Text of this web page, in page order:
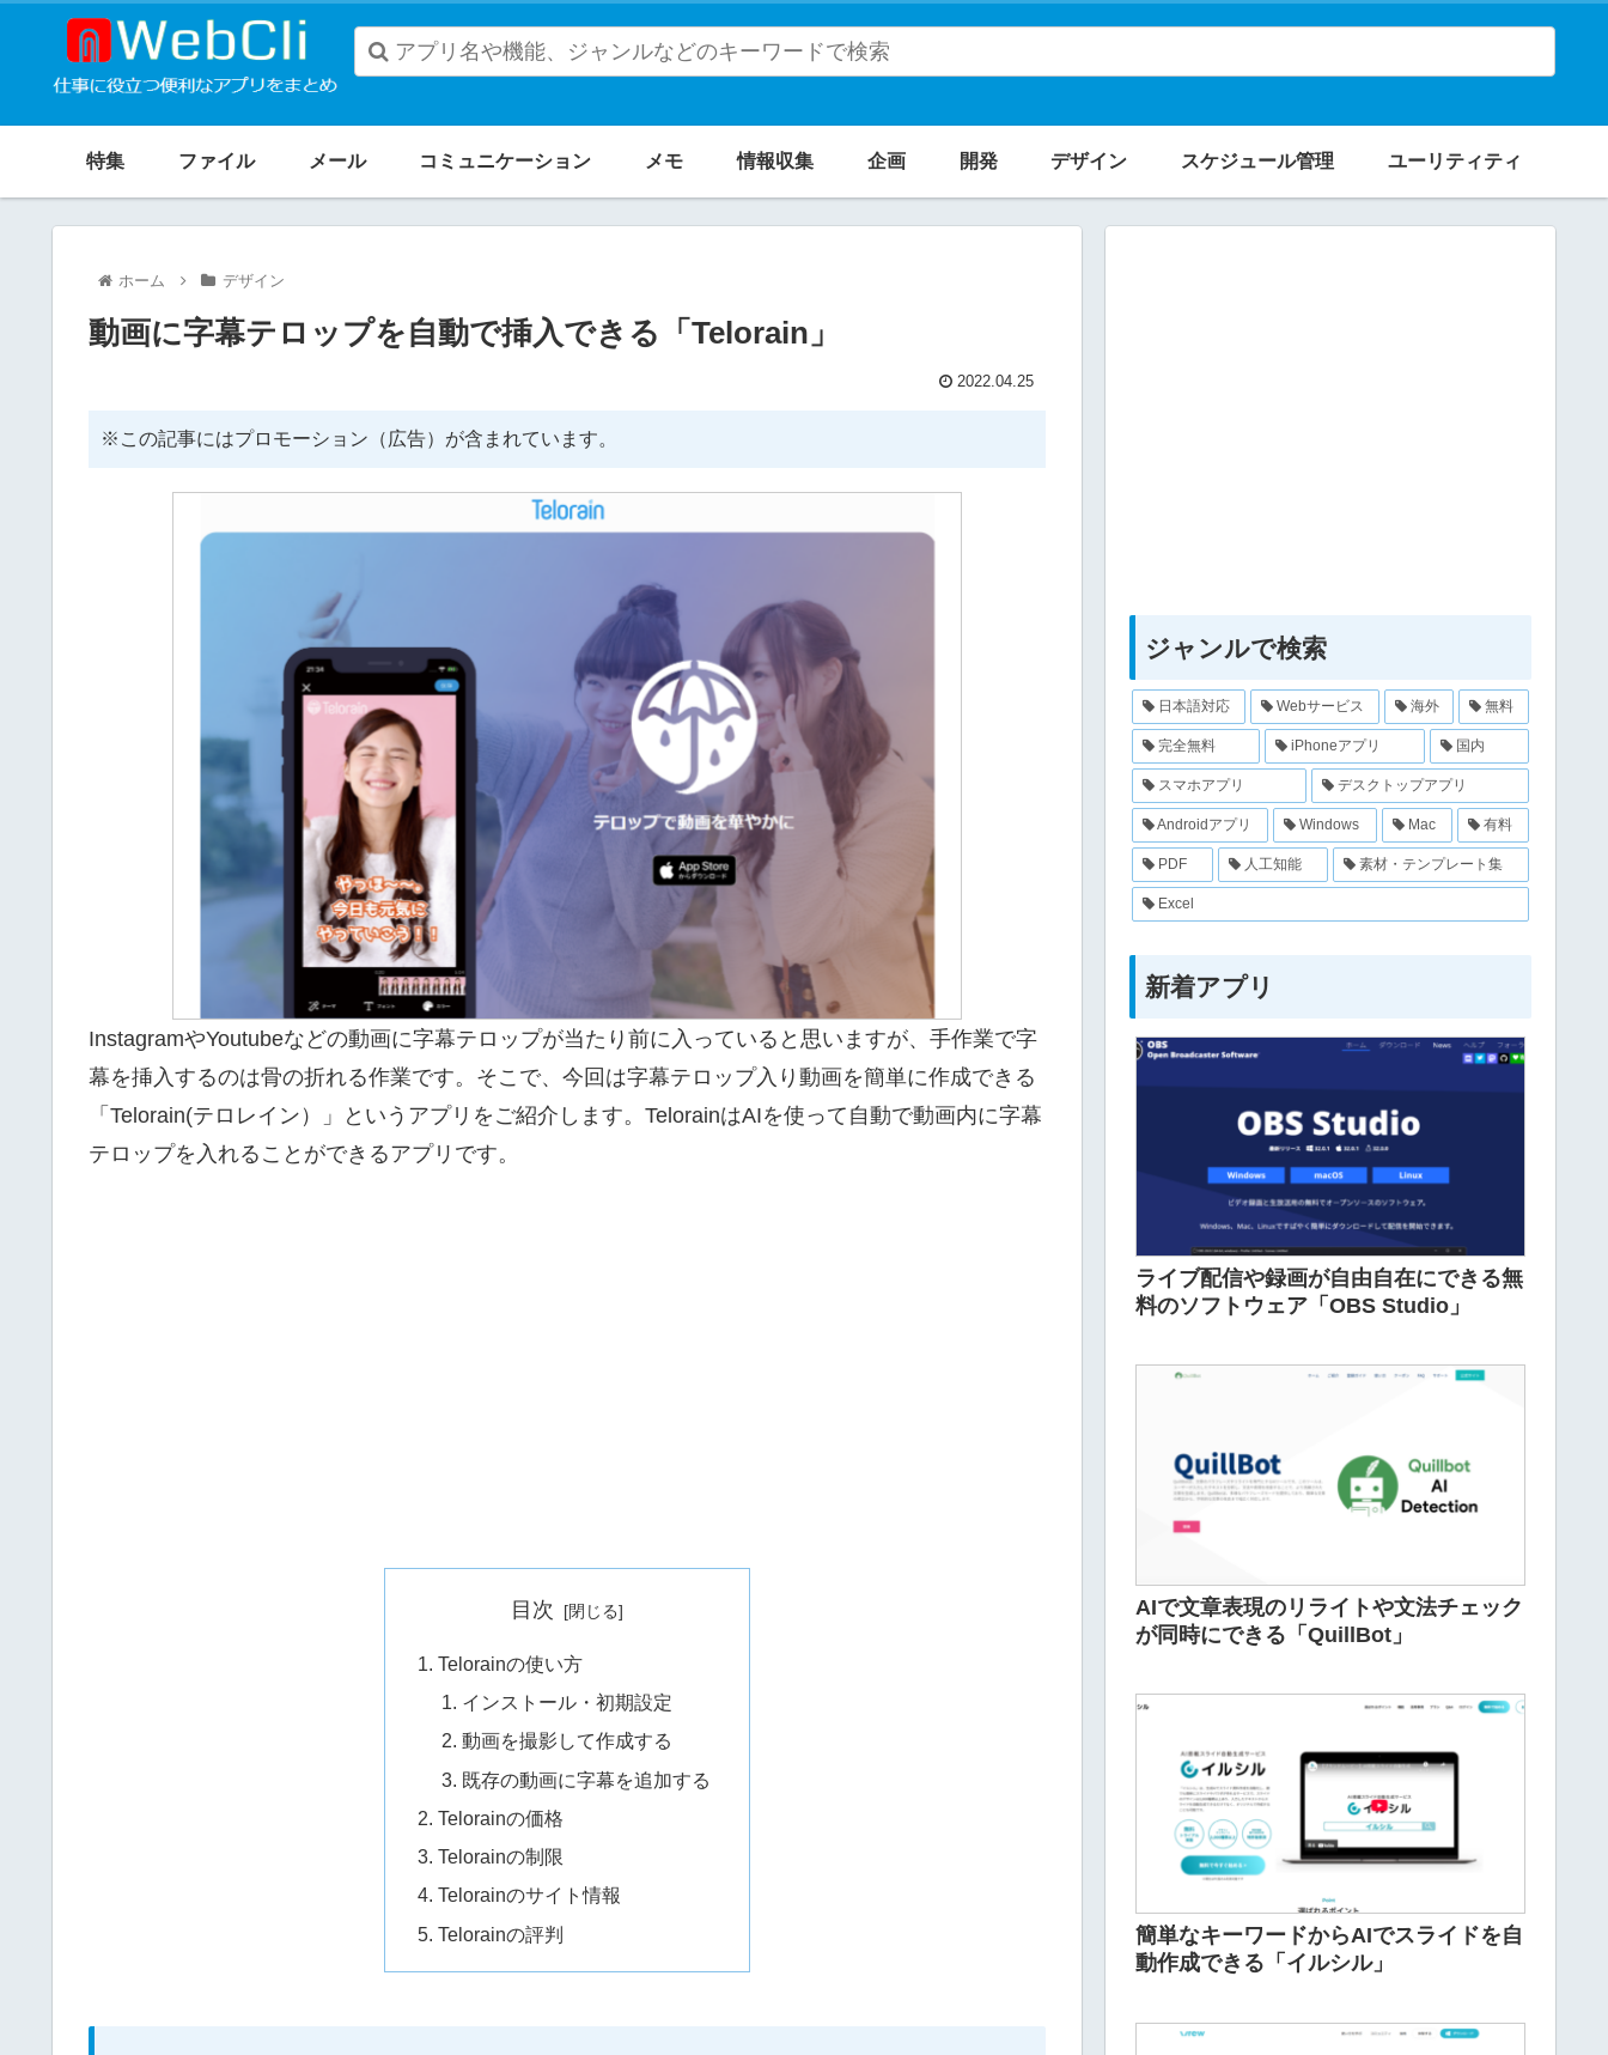
autocomplete
results
up
arrows
go
to
the
desired
page.
Touch
device
users,
explore
by
touch
or
with
swipe
特集 ファイル メール コミュニケーション メモ 情報収集 企画 開発 デザイン スケジュール管理 ユーリティティ
ホーム デザイン
動画に字幕テロップを自動で挿入できる「Telorain」
2022.04.25
※この記事にはプロモーション（広告）が含まれています。
InstagramやYoutubeなどの動画に字幕テロップが当たり前に入っていると思いますが、手作業で字
幕を挿入するのは骨の折れる作業です。そこで、今回は字幕テロップ入り動画を簡単に作成できる
「Telorain(テロレイン）」というアプリをご紹介します。TelorainはAIを使って自動で動画内に字幕
テロップを入れることができるアプリです。
目次
Telorainの使い方
インストール・初期設定
動画を撮影して作成する
既存の動画に字幕を追加する
Telorainの価格
Telorainの制限
Telorainのサイト情報
Telorainの評判
ジャンルで検索
日本語対応 Webサービス 海外 無料
完全無料 iPhoneアプリ 国内
スマホアプリ デスクトップアプリ
Androidアプリ Windows Mac 有料
PDF 人工知能 素材・テンプレート集
Excel
新着アプリ
ライブ配信や録画が自由自在にできる無
料のソフトウェア「OBS Studio」
AIで文章表現のリライトや文法チェック
が同時にできる「QuillBot」
簡単なキーワードからAIでスライドを自
動作成できる「イルシル」